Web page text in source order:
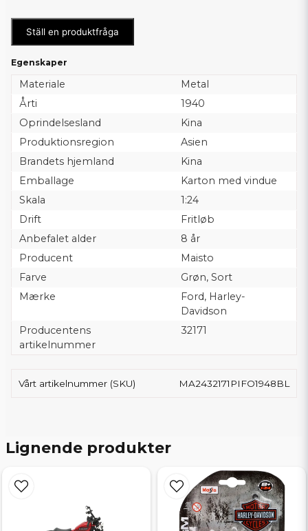
Ställ en produktfråga
Egenskaper
Materiale
Metal
Årti
1940
Oprindelsesland
Kina
Produktionsregion
Asien
Brandets hjemland
Kina
Emballage
Karton med vindue
Skala
1:24
Drift
Fritløb
Anbefalet alder
8 år
Producent
Maisto
Farve
Grøn, Sort
Mærke
Ford, Harley-
Davidson
Producentens
artikelnummer
32171
Vårt artikelnummer (SKU) MA2432171PIFO1948BL
Lignende produkter